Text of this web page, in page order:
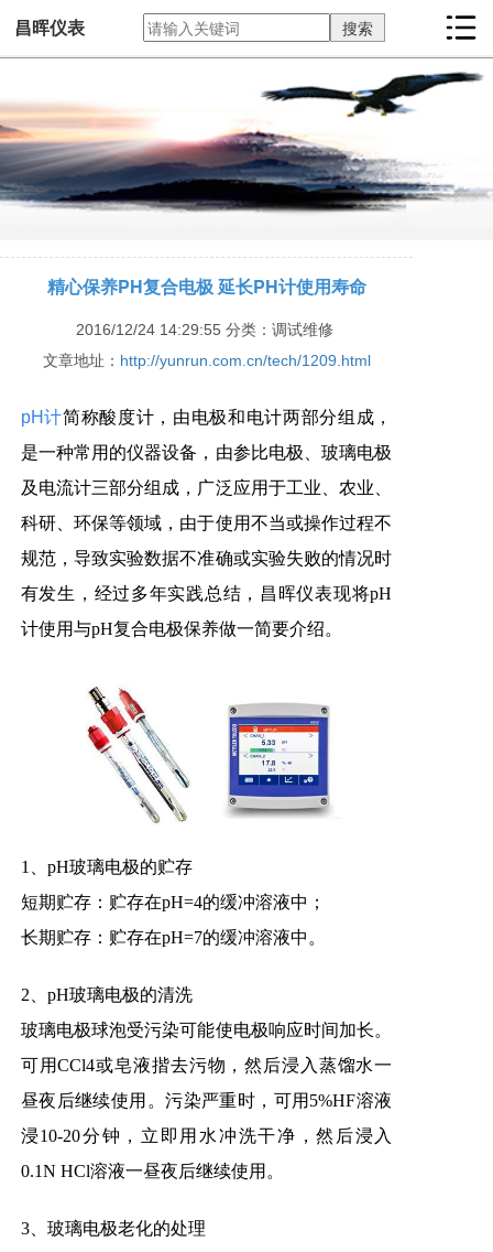
昌晖仪表
精心保养PH复合电极 延长PH计使用寿命
2016/12/24 14:29:55 分类：调试维修
文章地址： http://yunrun.com.cn/tech/1209.html
pH计简称酸度计，由电极和电计两部分组成，
是一种常用的仪器设备，由参比电极、玻璃电极
及电流计三部分组成，广泛应用于工业、农业、
科研、环保等领域，由于使用不当或操作过程不
规范，导致实验数据不准确或实验失败的情况时
有发生，经过多年实践总结， 昌晖仪表现将pH
计使用与pH复合电极保养做一简要介绍。
1、pH玻璃电极的贮存
短期贮存：贮存在pH=4的缓冲溶液中；
长期贮存：贮存在pH=7的缓冲溶液中。
2、pH玻璃电极的清洗
玻璃电极球泡受污染可能使电极响应时间加长。
可用CCl4或皂液揩去污物，然后浸入蒸馏水一
昼夜后继续使用。污染严重时，可用5%HF溶液
浸10-20分钟，立即用水冲洗干净，然后浸入
0.1N HCl溶液一昼夜后继续使用。
3、玻璃电极老化的处理